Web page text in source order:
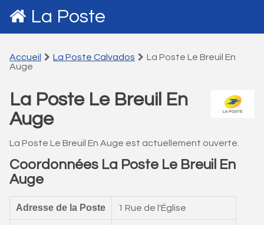
La Poste
Accueil La Poste Calvados
La Poste Le Breuil En
Auge
La Poste Le Breuil En
Auge
La Poste Le Breuil En Auge est actuellement ouverte.
Coordonnées La Poste Le Breuil En
Auge
Adresse de la Poste 1 Rue de l'Église